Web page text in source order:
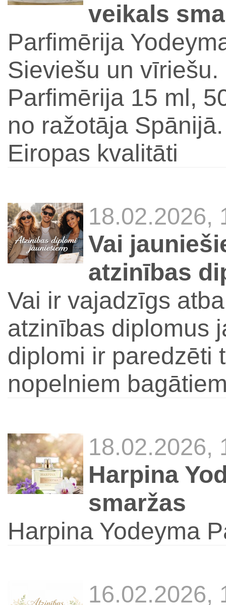
veikals
Parfimērija
Sieviešu un
Parfimērija 15 ml,
no ražotāja
Eiropas kvalitāti
18.02.2026,
Vai
atzinības
Vai ir vajadzīgs
atzinības diplomus
diplomi ir paredzēti
nopelniem
18.02.2026,
Harpina
smaržas
Harpina Yodeyma
16.02.2026,